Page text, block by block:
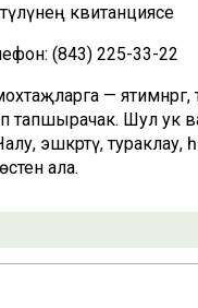
квитанциясе
(843) 225-33-22
— ятимнәргә,
тапшырачак. Шул
эшкәртү, тураклау,
ала.